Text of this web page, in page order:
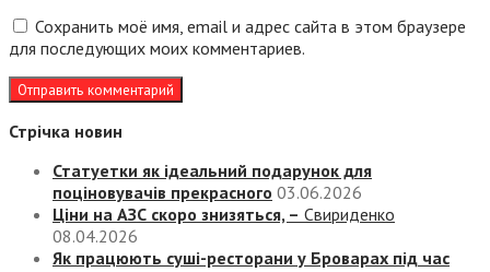
Сохранить моё имя, email и адрес сайта в этом браузере
для последующих моих комментариев.
Стрічка новин
Статуетки як ідеальний подарунок для
поціновувачів прекрасного 03.06.2026
Ціни на АЗС скоро знизяться, – Свириденко
08.04.2026
Як працюють суші-ресторани у Броварах під час